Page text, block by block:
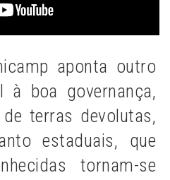
aponta outro
à boa governança,
terras devolutas,
estaduais, que
tornam-se